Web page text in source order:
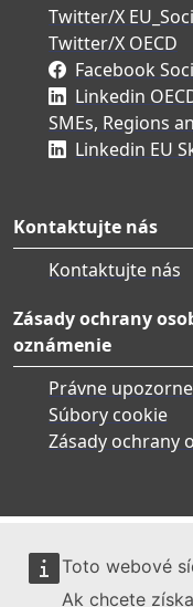
Toto webové
Ak chcete
Twitter/X
Twitter/X OECD
Facebook
Linkedin
SMEs, Regions
Linkedin EU
Kontaktujte nás
Kontaktujte nás
Zásady ochrany
oznámenie
Právne
Súbory cookie
Zásady ochrany